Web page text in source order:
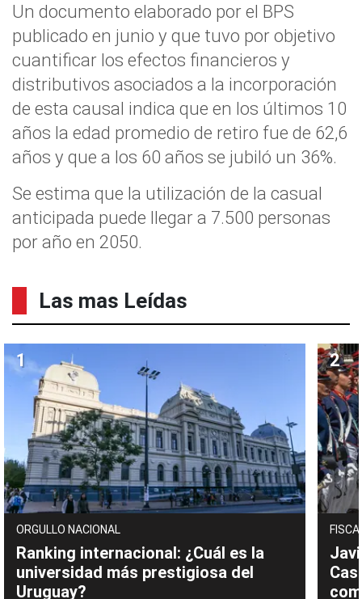
Un documento elaborado por el BPS
publicado en junio y que tuvo por objetivo
cuantificar los efectos financieros y
distributivos asociados a la incorporación
de esta causal indica que en los últimos 10
años la edad promedio de retiro fue de 62,6
años y que a los 60 años se jubiló un 36%.
Se estima que la utilización de la casual
anticipada puede llegar a 7.500 personas
por año en 2050.
Las mas Leídas
ORGULLO NACIONAL
Ranking internacional: ¿Cuál es la
universidad más prestigiosa del
Uruguay?